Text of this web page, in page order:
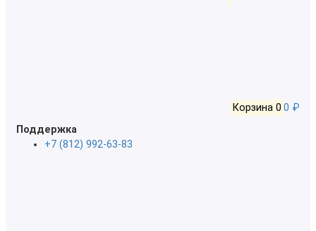
Корзина 0 0 ₽
Поддержка
+7 (812) 992-63-83